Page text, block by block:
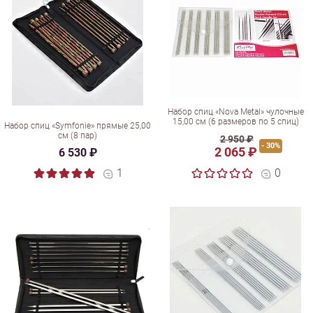
Набор спиц «Symfonie» прямые 25,00
см (8 пар)
6 530 ₽
1
Набор спиц «Nova Metal» чулочные
15,00 см (6 размеров по 5 спиц)
2 950 ₽
2 065 ₽ - 30%
0